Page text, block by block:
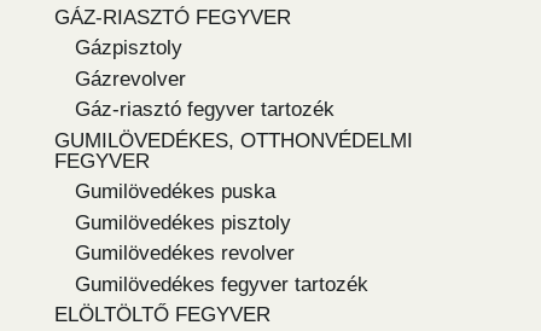
GÁZ-RIASZTÓ FEGYVER
Gázpisztoly
Gázrevolver
Gáz-riasztó fegyver tartozék
GUMILÖVEDÉKES, OTTHONVÉDELMI
FEGYVER
Gumilövedékes puska
Gumilövedékes pisztoly
Gumilövedékes revolver
Gumilövedékes fegyver tartozék
ELÖLTÖLTŐ FEGYVER